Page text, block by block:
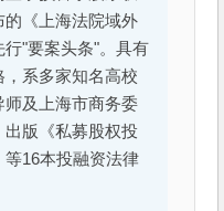
《上海法院域外
"要案头条"。具有
系多家知名高校
师及上海市商务委
出版《私募股权投
16本投融资法律